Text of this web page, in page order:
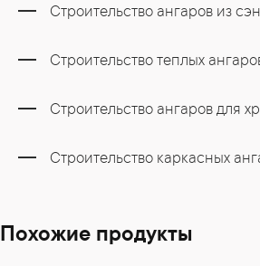
Строительство ангаров из
Строительство теплых
Строительство ангаров для
Строительство каркасных
Похожие продукты